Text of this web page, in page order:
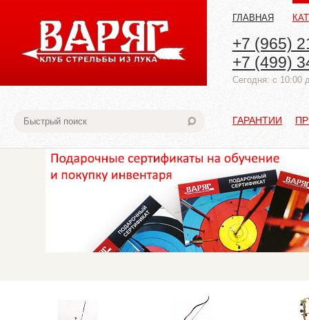
ГЛАВНАЯ
+7 (965)
+7 (499)
Cегодня: с 10:00
ГАРАНТИИ